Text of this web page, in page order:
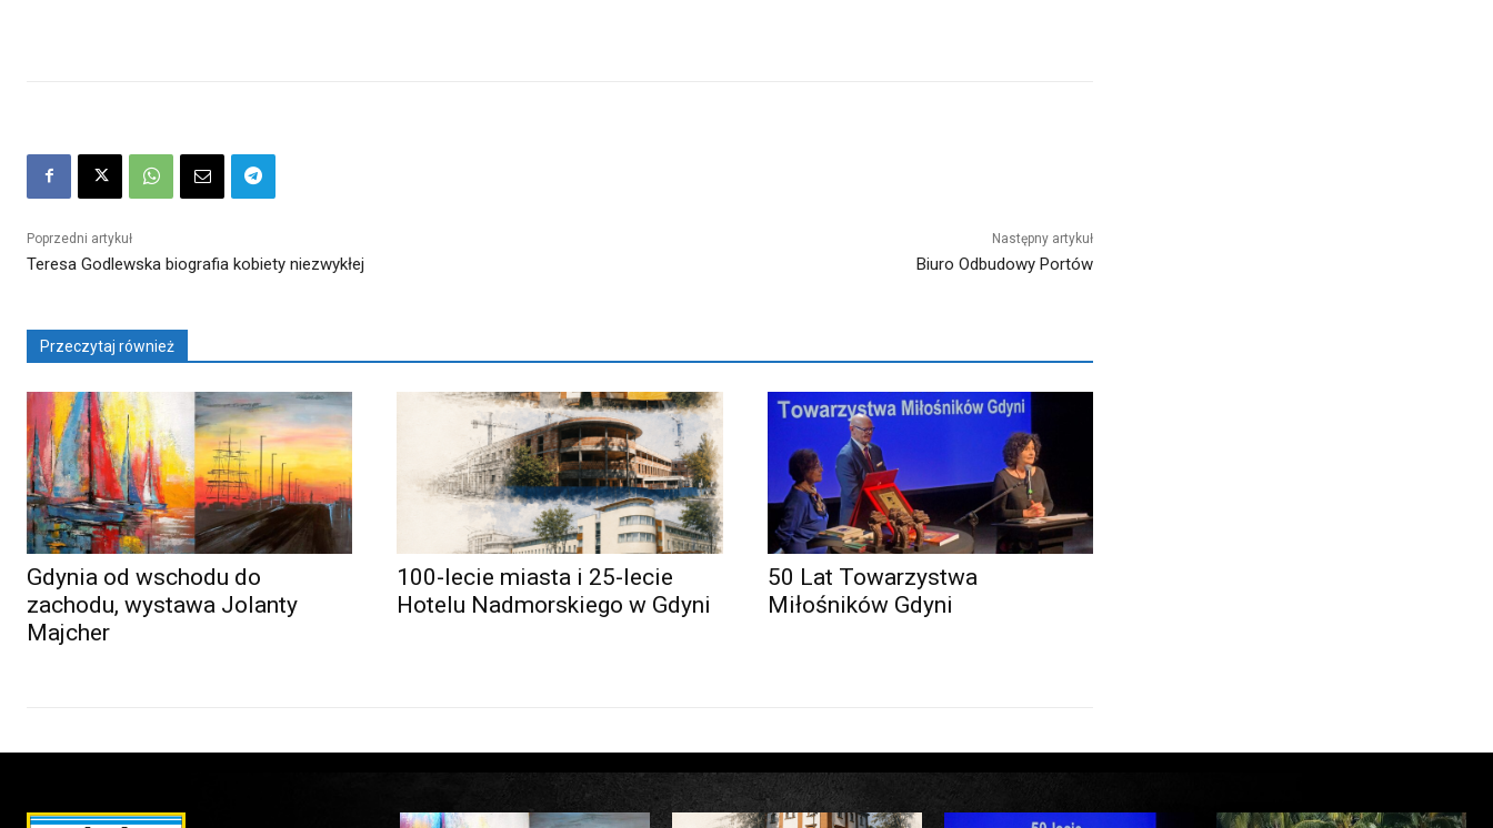
Poprzedni artykuł
Teresa Godlewska biografia kobiety niezwykłej
Następny artykuł
Biuro Odbudowy Portów
Przeczytaj również
Gdynia od wschodu do
zachodu, wystawa Jolanty
Majcher
100-lecie miasta i 25-lecie
Hotelu Nadmorskiego w Gdyni
50 Lat Towarzystwa
Miłośników Gdyni